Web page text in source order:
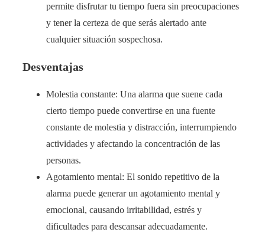
permite disfrutar tu tiempo fuera sin preocupaciones
y tener la certeza de que serás alertado ante
cualquier situación sospechosa.
Desventajas
Molestia constante: Una alarma que suene cada
cierto tiempo puede convertirse en una fuente
constante de molestia y distracción, interrumpiendo
actividades y afectando la concentración de las
personas.
Agotamiento mental: El sonido repetitivo de la
alarma puede generar un agotamiento mental y
emocional, causando irritabilidad, estrés y
dificultades para descansar adecuadamente.